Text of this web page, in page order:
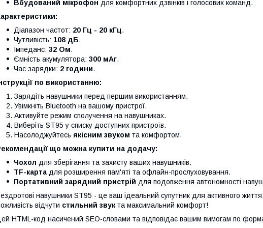
Вбудований мікрофон для комфортних дзвінків і голосових команд.
Діапазон частот: 20 Гц - 20 кГц.
Чутливість: 108 дБ.
Імпеданс: 32 Ом.
Ємність акумулятора: 300 мАг.
Час зарядки: 2 години.
по використанню:
Зарядіть навушники перед першим використанням.
Увімкніть Bluetooth на вашому пристрої.
Активуйте режим сполучення на навушниках.
Виберіть ST95 у списку доступних пристроїв.
Насолоджуйтесь якісним звуком та комфортом.
що можна купити на додачу:
Чохол для зберігання та захисту ваших навушників.
TF-карта для розширення пам'яті та офлайн-прослуховування.
Портативний зарядний пристрій для подовження автономності
навушники ST95 - це ваш ідеальний супутник для активного
відчути стильний звук та максимальний комфорт!
HTML-код насичений SEO-словами та відповідає вашим вимогам по